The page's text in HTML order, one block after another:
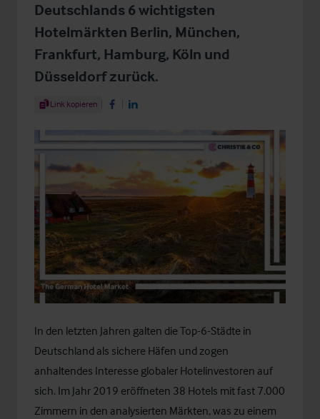
Deutschlands 6 wichtigsten
Hotelmärkten Berlin, München,
Frankfurt, Hamburg, Köln und
Düsseldorf zurück.
Share Article
Link kopieren Share on Facebook
Share on LinkedIn
In den letzten Jahren galten die Top-6-Städte in
Deutschland als sichere Häfen und zogen
anhaltendes Interesse globaler Hotelinvestoren auf
sich. Im Jahr 2019 eröffneten 38 Hotels mit fast 7.000
Zimmern in den analysierten Märkten, was zu einem